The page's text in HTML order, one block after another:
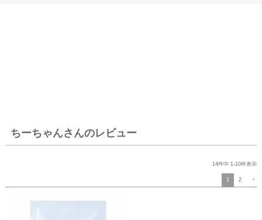
ちーちゃんさんのレビュー
14件中 1-10件表示
1 2